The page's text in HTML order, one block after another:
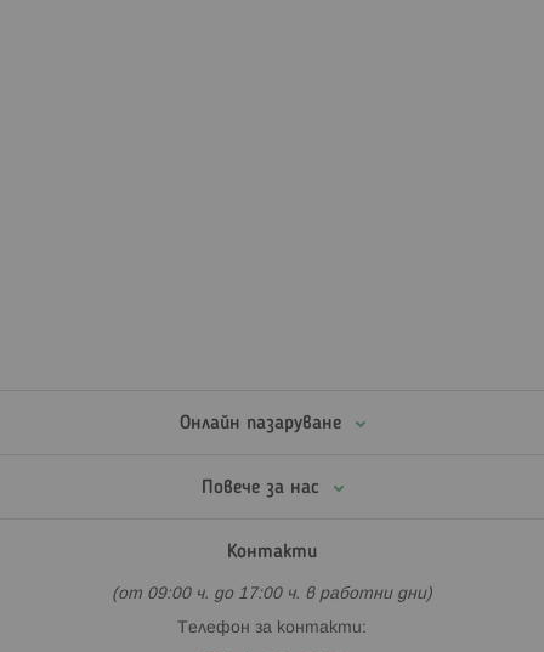
Онлайн пазаруване
Повече за нас
Контакти
(от 09:00 ч. до 17:00 ч. в работни дни)
Телефон за контакти: